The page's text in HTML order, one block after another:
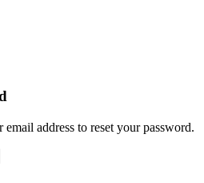
email address to reset your password.